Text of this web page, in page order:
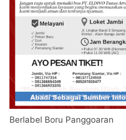
Berlabel Boru Panggoaran